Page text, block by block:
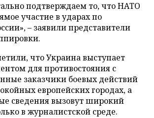
подтверждаем то, что НАТО
участие в ударах по
– заявили представители
что Украина выступает
для противостояния с
заказчики боевых действий
европейских городах, а
сведения вызовут широкий
в журналистской среде.